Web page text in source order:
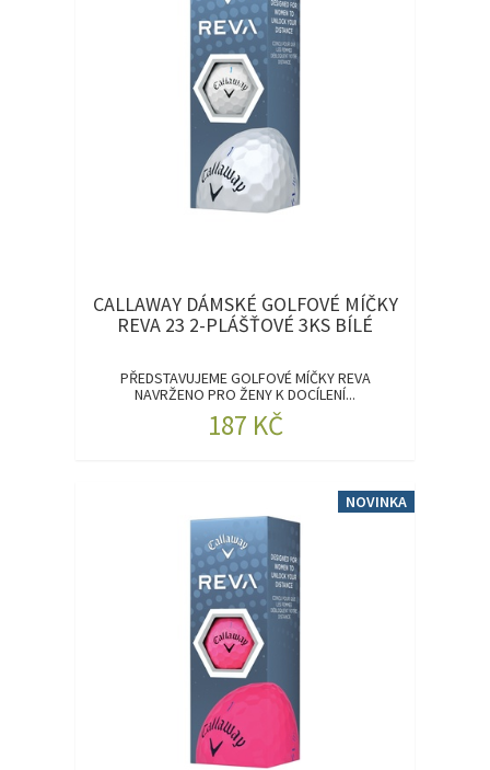
CALLAWAY DÁMSKÉ GOLFOVÉ MÍČKY
REVA 23 2-PLÁŠŤOVÉ 3KS BÍLÉ
PŘEDSTAVUJEME GOLFOVÉ MÍČKY REVA
NAVRŽENO PRO ŽENY K DOCÍLENÍ...
187 KČ
NOVINKA